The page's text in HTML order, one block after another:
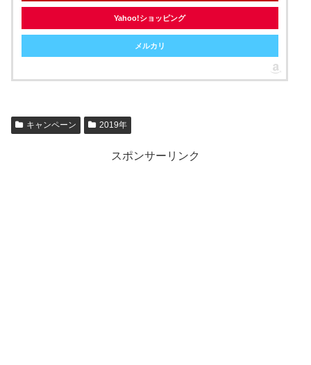
Yahoo!ショッピング
メルカリ
キャンペーン 2019年
スポンサーリンク